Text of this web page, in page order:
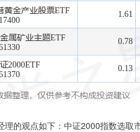
理的观点如下：中证2000指数选